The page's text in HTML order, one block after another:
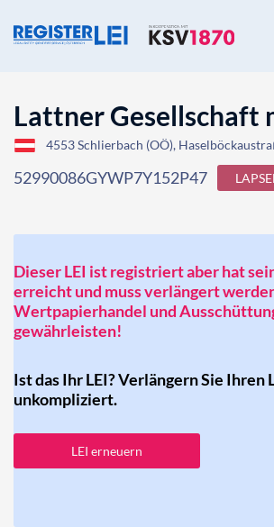
Lattner Gesellschaft
4553 Schlierbach (OÖ),
52990086GYWP7Y152P47
Dieser LEI ist registriert aber hat
erreicht und muss verlängert
Wertpapierhandel und
gewährleisten!
Ist das Ihr LEI? Verlängern Sie Ihren
unkompliziert.
LEI erneuern